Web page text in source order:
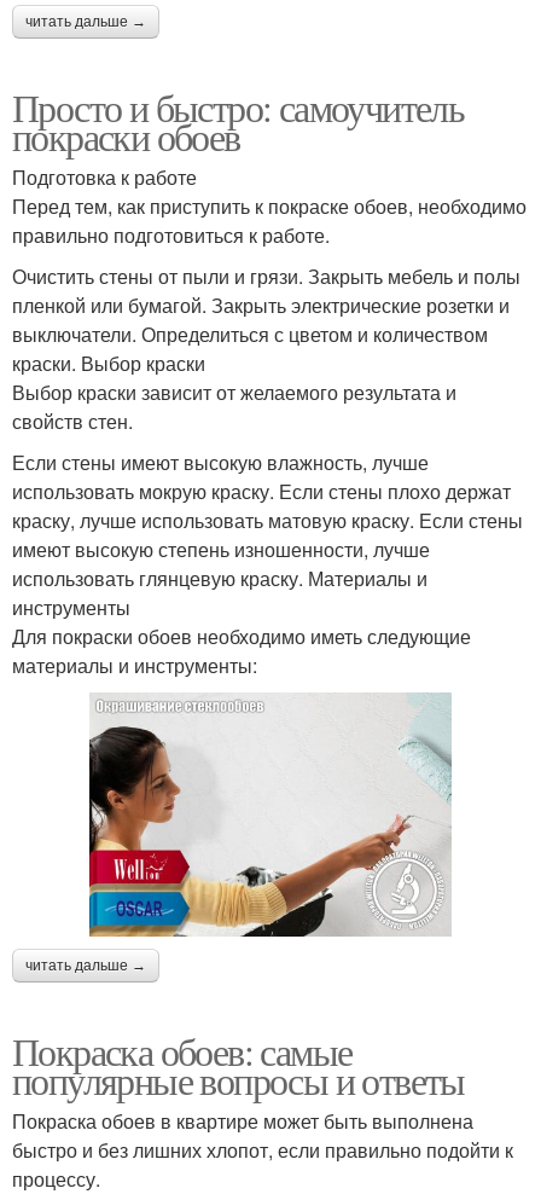
читать дальше →
Просто и быстро: самоучитель
покраски обоев
Подготовка к работе
Перед тем, как приступить к покраске обоев, необходимо
правильно подготовиться к работе.
Очистить стены от пыли и грязи. Закрыть мебель и полы
пленкой или бумагой. Закрыть электрические розетки и
выключатели. Определиться с цветом и количеством
краски. Выбор краски
Выбор краски зависит от желаемого результата и
свойств стен.
Если стены имеют высокую влажность, лучше
использовать мокрую краску. Если стены плохо держат
краску, лучше использовать матовую краску. Если стены
имеют высокую степень изношенности, лучше
использовать глянцевую краску. Материалы и
инструменты
Для покраски обоев необходимо иметь следующие
материалы и инструменты:
читать дальше →
Покраска обоев: самые
популярные вопросы и ответы
Покраска обоев в квартире может быть выполнена
быстро и без лишних хлопот, если правильно подойти к
процессу.